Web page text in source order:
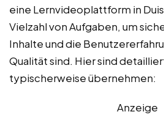
eine Lernvideoplattform in
Vielzahl von Aufgaben, um
Inhalte und die
Qualität sind. Hier sind
typischerweise übernehmen:
Anzeige